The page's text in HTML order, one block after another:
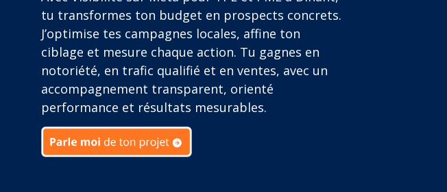
tu transformes ton budget en prospects concrets.
J’optimise tes campagnes locales, affine ton
ciblage et mesure chaque action. Tu gagnes en
notoriété, en trafic qualifié et en ventes, avec un
accompagnement transparent, orienté
performance et résultats mesurables.